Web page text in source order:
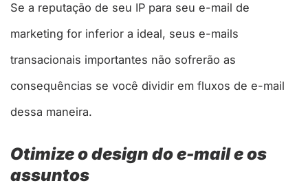
Se a reputação de seu IP para seu e-mail de
marketing for inferior a ideal, seus e-mails
transacionais importantes não sofrerão as
consequências se você dividir em fluxos de e-mail
dessa maneira.
Otimize o design do e-mail e os
assuntos